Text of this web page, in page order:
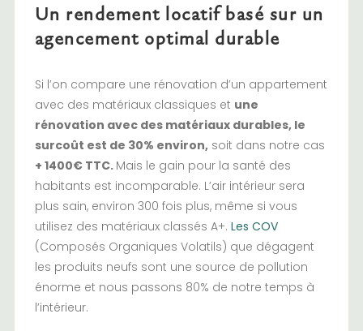
Un rendement locatif basé sur un
agencement optimal durable
Si l’on compare une rénovation d’un appartement
avec des matériaux classiques et une
rénovation avec des matériaux durables, le
surcoût est de 30% environ,soit dans notre cas
+ 1400€ TTC. Mais le gain pour la santé des
habitants est incomparable. L’air intérieur sera
plus sain, environ 300 fois plus, même si vous
utilisez des matériaux classés A+. Les COV
(Composés Organiques Volatils) que dégagent
les produits neufs sont une source de pollution
énorme et nous passons 80% de notre temps à
l’intérieur.